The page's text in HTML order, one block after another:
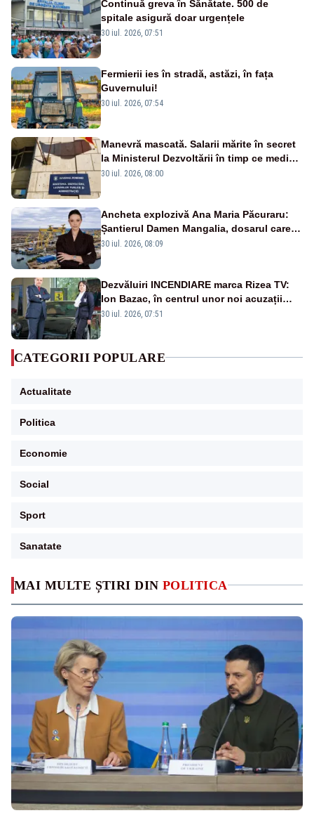
MAI MULTE ȘTIRI DIN POLITICA
Continuă greva în Sănătate. 500 de
spitale asigură doar urgențele
30 iul. 2026, 07:51
Fermierii ies în stradă, astăzi, în fața
Guvernului!
30 iul. 2026, 07:54
Manevră mascată. Salarii mărite în secret
la Ministerul Dezvoltării în timp ce medicii
ies în stradă
30 iul. 2026, 08:00
Ancheta explozivă Ana Maria Păcuraru:
Șantierul Damen Mangalia, dosarul care
scufundă apărarea României
30 iul. 2026, 08:09
Dezvăluiri INCENDIARE marca Rizea TV:
Ion Bazac, în centrul unor noi acuzații
publice
30 iul. 2026, 07:51
CATEGORII POPULARE
Actualitate
Politica
Economie
Social
Sport
Sanatate